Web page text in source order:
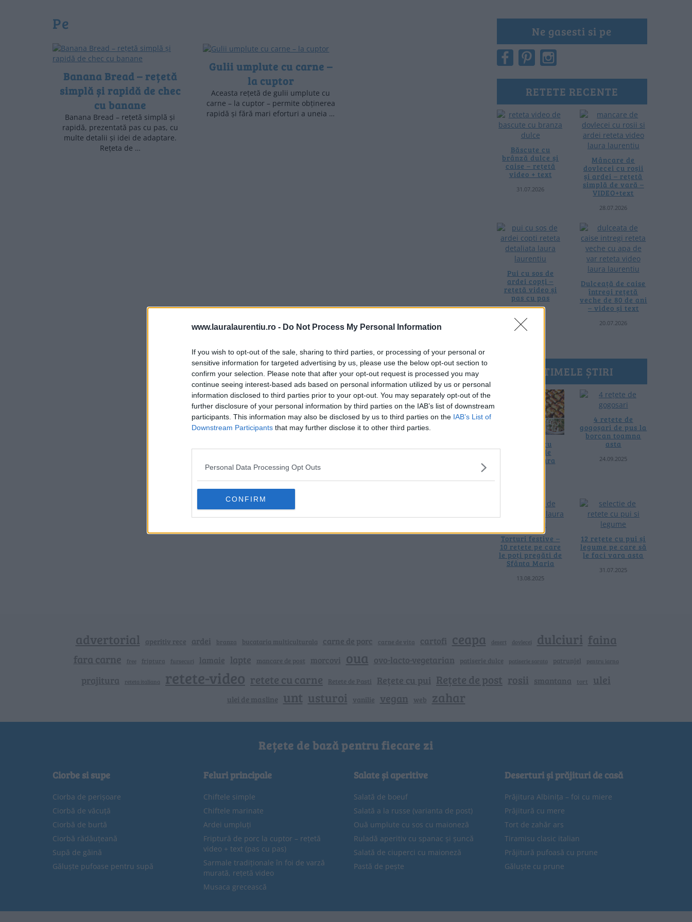
www.lauralaurentiu.ro - Do Not Process My Personal Information
If you wish to opt-out of the sale, sharing to third parties, or processing of your personal or
sensitive information for targeted advertising by us, please use the below opt-out section to
confirm your selection. Please note that after your opt-out request is processed you may
continue seeing interest-based ads based on personal information utilized by us or personal
information disclosed to third parties prior to your opt-out. You may separately opt-out of the
further disclosure of your personal information by third parties on the IAB’s list of downstream
participants. This information may also be disclosed by us to third parties on the IAB’s List of
Downstream Participants that may further disclose it to other third parties.
Personal Data Processing Opt Outs
CONFIRM
pe
Banana Bread – rețetă
simplă și rapidă de chec
cu banane
Banana Bread – rețetă simplă și
rapidă, prezentată pas cu pas, cu
multe detalii și idei de adaptare.
Rețeta de …
Gulii umplute cu carne –
la cuptor
Aceasta rețetă de gulii umplute cu
carne – la cuptor – permite obținerea
rapidă și fără mari eforturi a uneia …
Ne gasesti si pe
RETETE RECENTE
Băscuțe cu
brânză dulce și
caise – rețetă
video + text
31.07.2026
Mâncare de
dovlecei cu roșii
și ardei – rețetă
simplă de vară –
VIDEO+text
28.07.2026
Pui cu sos de
ardei copți –
rețetă video și
pas cu pas
Dulceață de caise
întregi rețetă
veche de 80 de ani
– video și text
20.07.2026
ULTIMELE ȘTIRI
10 rețete cu
dovlecei de
pregătit vara
4 rețete de
gogoșari de pus la
borcan toamna
asta
24.09.2025
Torturi festive –
10 rețete pe care
le poți pregăti de
Sfânta Maria
13.08.2025
12 rețete cu pui și
legume pe care să
le faci vara asta
31.07.2025
advertorial aperitiv rece ardei branza bucataria multiculturala carne de porc carne de vita cartofi ceapa desert dovlecei dulciuri faina
fara carne free friptura fursecuri lamaie lapte mancare de post morcovi oua ovo-lacto-vegetarian patiserie dulce patiserie sarata patrunjel pentru iarna
prajitura reteta italiana retete-video retete cu carne Retete de Pasti Rețete cu pui Rețete de post rosii smantana tort ulei
ulei de masline unt usturoi vanilie vegan web zahar
Rețete de bază pentru fiecare zi
Ciorbe si supe
Ciorba de perișoare
Ciorbă de văcuță
Ciorbă de burtă
Ciorbă rădăuțeană
Supă de găină
Găluște pufoase pentru supă
Feluri principale
Chiftele simple
Chiftele marinate
Ardei umpluți
Friptură de porc la cuptor – rețetă
video + text (pas cu pas)
Sarmale tradiționale în foi de varză
murată, rețetă video
Musaca grecească
Salate și aperitive
Salată de boeuf
Salată a la russe (varianta de post)
Ouă umplute cu sos cu maioneză
Ruladă aperitiv cu spanac și șuncă
Salată de ciuperci cu maioneză
Pastă de pește
Deserturi și prăjituri de casă
Prăjitura Albinița – foi cu miere
Prăjitură cu mere
Tort de zahăr ars
Tiramisu clasic italian
Prăjitură pufoasă cu prune
Găluște cu prune